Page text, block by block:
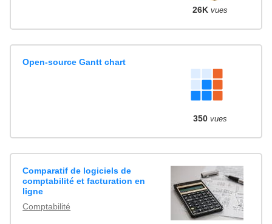
26K vues
Open-source Gantt chart
350 vues
Comparatif de logiciels de
comptabilité et facturation en
ligne
Comptabilité